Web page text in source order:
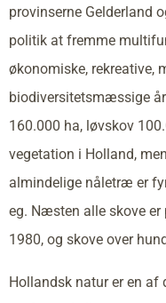
provinserne Gelderland
politik at fremme
økonomiske, rekreative,
biodiversitetsmæssige
160.000 ha, løvskov
vegetation i Holland,
almindelige nåletræ er
eg. Næsten alle skove er
1980, og skove over
Hollandsk natur er en af